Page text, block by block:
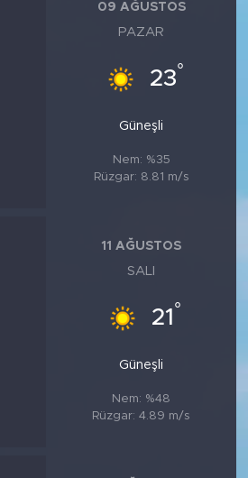
09 AĞUSTOS
PAZAR
23°
Güneşli
Nem: %35
Rüzgar: 8.81 m/s
11 AĞUSTOS
SALI
21 °
Güneşli
Nem: %48
Rüzgar: 4.89 m/s